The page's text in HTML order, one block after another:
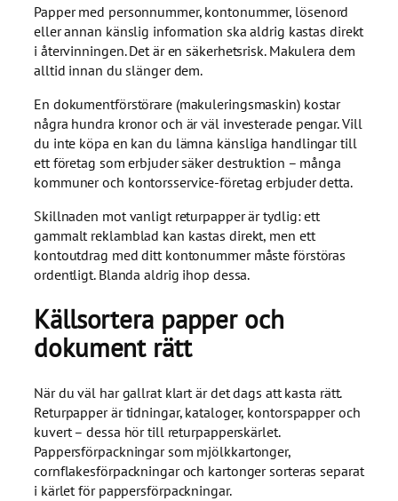
Papper med personnummer, kontonummer, lösenord
eller annan känslig information ska aldrig kastas direkt
i återvinningen. Det är en säkerhetsrisk. Makulera dem
alltid innan du slänger dem.
En dokumentförstörare (makuleringsmaskin) kostar
några hundra kronor och är väl investerade pengar. Vill
du inte köpa en kan du lämna känsliga handlingar till
ett företag som erbjuder säker destruktion – många
kommuner och kontorsservice-företag erbjuder detta.
Skillnaden mot vanligt returpapper är tydlig: ett
gammalt reklamblad kan kastas direkt, men ett
kontoutdrag med ditt kontonummer måste förstöras
ordentligt. Blanda aldrig ihop dessa.
Källsortera papper och
dokument rätt
När du väl har gallrat klart är det dags att kasta rätt.
Returpapper är tidningar, kataloger, kontorspapper och
kuvert – dessa hör till returpapperskärlet.
Pappersförpackningar som mjölkkartonger,
cornflakesförpackningar och kartonger sorteras separat
i kärlet för pappersförpackningar.